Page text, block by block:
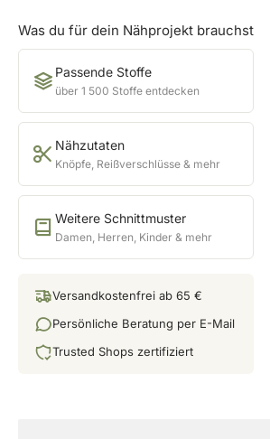
Was du für dein Nähprojekt brauchst
Passende Stoffe
über 1 500 Stoffe entdecken
Nähzutaten
Knöpfe, Reißverschlüsse & mehr
Weitere Schnittmuster
Damen, Herren, Kinder & mehr
Versandkostenfrei ab 65 €
Persönliche Beratung per E-Mail
Trusted Shops zertifiziert